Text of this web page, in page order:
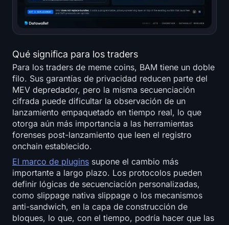
Qué significa para los traders
Para los traders de meme coins, BAM tiene un doble
filo. Sus garantías de privacidad reducen parte del
MEV depredador, pero la misma secuenciación
cifrada puede dificultar la observación de un
lanzamiento empaquetado en tiempo real, lo que
otorga aún más importancia a las herramientas
forenses post-lanzamiento que leen el registro
onchain establecido.
El marco de plugins supone el cambio más
importante a largo plazo. Los protocolos pueden
definir lógicas de secuenciación personalizadas,
como slippage nativa slippage o los mecanismos
anti-sandwich, en la capa de construcción de
bloques, lo que, con el tiempo, podría hacer que las